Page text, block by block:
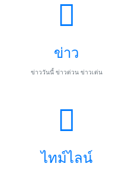
ข่าว
ข่าววันนี้ ข่าวด่วน ข่าวเด่น
ไทม์ไลน์